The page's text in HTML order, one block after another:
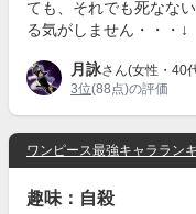
ても、それでも死なな
る気がしません・・・↓
月詠さん(女性・40
3位(88点)の評価
ワンピース最強キャララン
趣味：自殺